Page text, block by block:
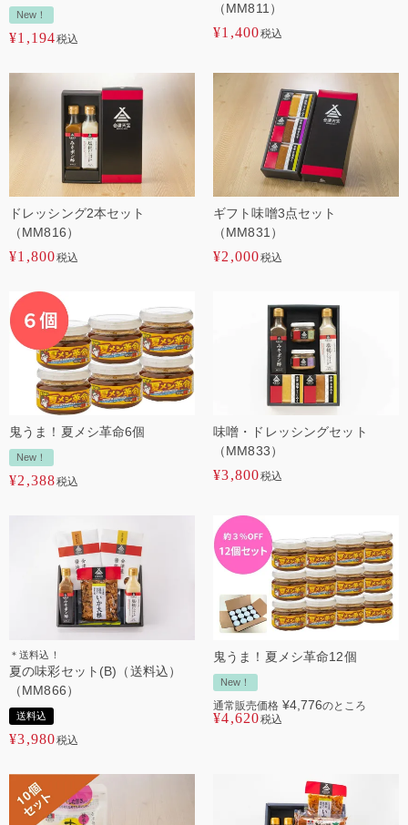
New！
¥1,194税込
（MM811）
¥1,400税込
ドレッシング2本セット
（MM816）
¥1,800税込
ギフト味噌3点セット
（MM831）
¥2,000税込
鬼うま！夏メシ革命6個
New！
¥2,388税込
味噌・ドレッシングセット
（MM833）
¥3,800税込
＊送料込！
夏の味彩セット(B)（送料込）
（MM866）
送料込
¥3,980税込
鬼うま！夏メシ革命12個
New！
通常販売価格 ¥4,776のところ
¥4,620税込